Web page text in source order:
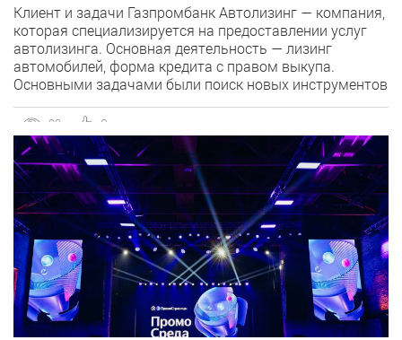
Клиент и задачи Газпромбанк Автолизинг — компания,
которая специализируется на предоставлении услуг
автолизинга. Основная деятельность — лизинг
автомобилей, форма кредита с правом выкупа.
Основными задачами были поиск новых инструментов
Технический специалист — Ольга Михайлова. Подход к
решению и рекламный формат Для решения задачи
мы воспользовались фидом с ручной настройкой […]
89 0